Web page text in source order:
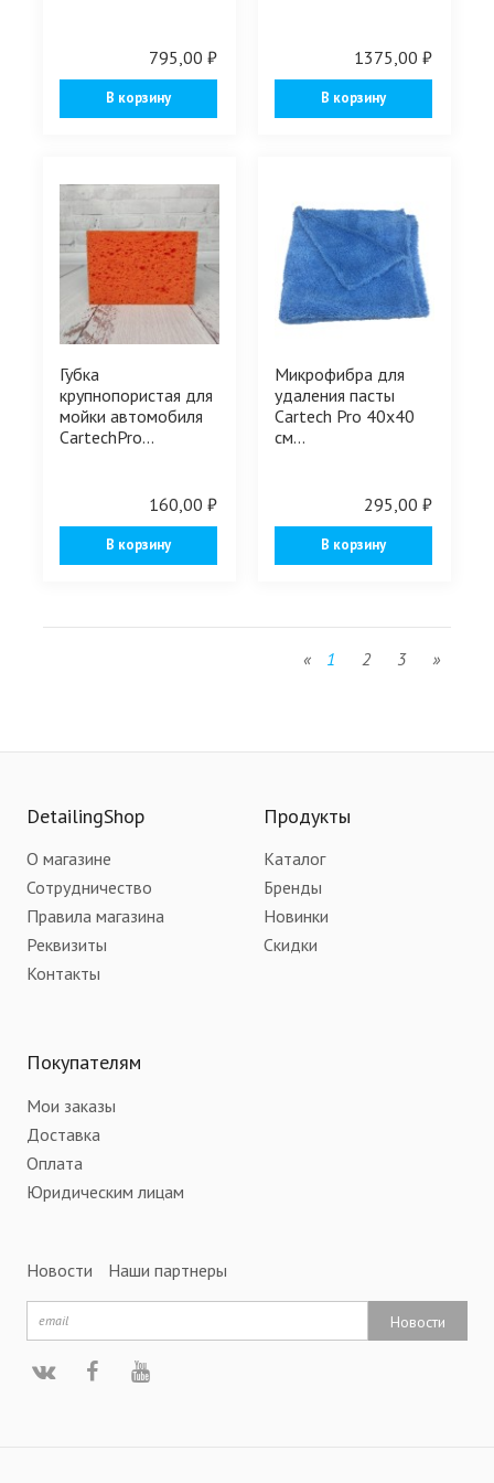
795,00 ₽
В корзину
1375,00 ₽
В корзину
Губка
крупнопористая для
мойки автомобиля
CartechPro...
160,00 ₽
В корзину
Микрофибра для
удаления пасты
Cartech Pro 40х40
см...
295,00 ₽
В корзину
« 1 2 3 »
DetailingShop
О магазине
Сотрудничество
Правила магазина
Реквизиты
Контакты
Продукты
Каталог
Бренды
Новинки
Скидки
Покупателям
Мои заказы
Доставка
Оплата
Юридическим лицам
Новости Наши партнеры
Новости